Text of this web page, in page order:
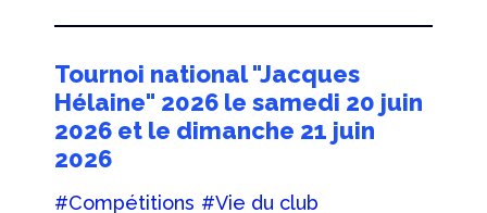
Tournoi national "Jacques
Hélaine" 2026 le samedi 20 juin
2026 et le dimanche 21 juin
2026
#Compétitions #Vie du club